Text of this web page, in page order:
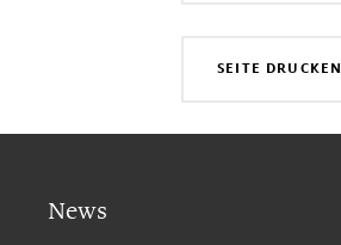
SEITE DRUCKEN
News